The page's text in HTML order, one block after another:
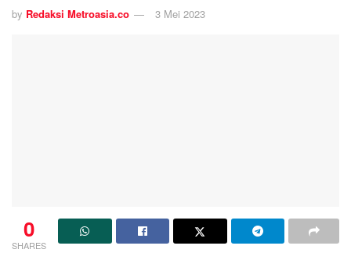
by Redaksi Metroasia.co 3 Mei 2023
0
SHARES